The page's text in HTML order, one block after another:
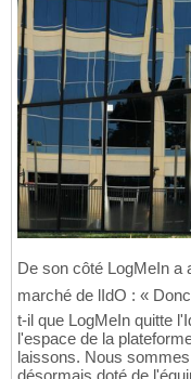
De son côté LogMeIn a
marché de lIdO : «
t-il que LogMeIn quitte
l'espace de la
laissons. Nous
désormais doté de